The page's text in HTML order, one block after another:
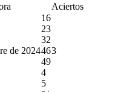
Aciertos
de 2024
16
23
32
46
49
4
5
3